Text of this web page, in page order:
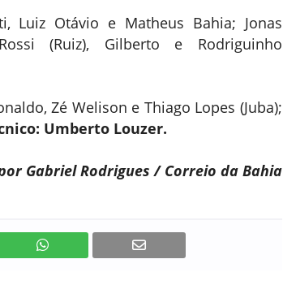
Luiz Otávio e Matheus Bahia; Jonas
(Ruiz), Gilberto e Rodriguinho
Zé Welison e Thiago Lopes (Juba);
Umberto Louzer.
Gabriel Rodrigues / Correio da Bahia